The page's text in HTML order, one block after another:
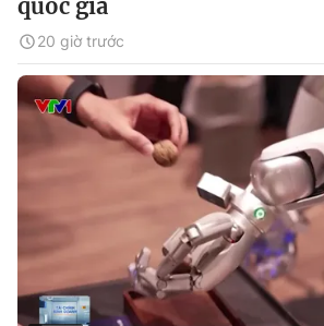
quốc gia
20 giờ trước